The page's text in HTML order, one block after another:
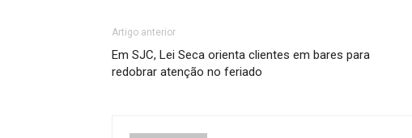
Artigo anterior
Em SJC, Lei Seca orienta clientes em bares para
redobrar atenção no feriado